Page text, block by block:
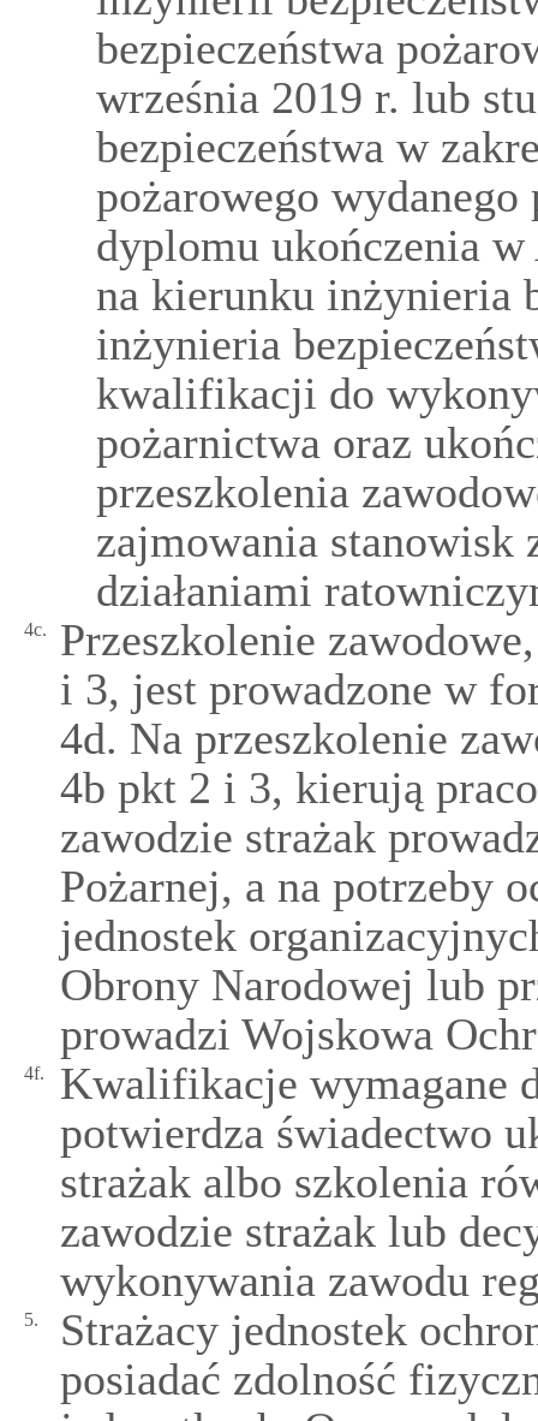
bezpieczeństwa
września 2019 r. lub
bezpieczeństwa w
pożarowego
dyplomu ukończenia
na kierunku inżynieria
inżynieria
kwalifikacji do
pożarnictwa oraz
przeszkolenia
zajmowania stanowisk
działaniami
4c.
Przeszkolenie
i 3, jest prowadzone w
4d. Na przeszkolenie
4b pkt 2 i 3, kierują
zawodzie strażak
Pożarnej, a na potrzeby
jednostek
Obrony Narodowej lub
prowadzi Wojskowa
4f.
Kwalifikacje wymagane
potwierdza świadectwo
strażak albo szkolenia
zawodzie strażak lub
wykonywania zawodu
5.
Strażacy jednostek
posiadać zdolność